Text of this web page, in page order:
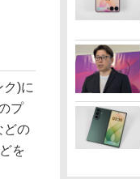
)に
プ
どの
を